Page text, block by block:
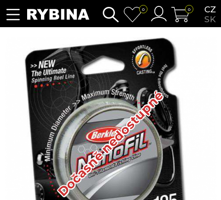
CZ
SK
0 0
Dočasně nedostupné